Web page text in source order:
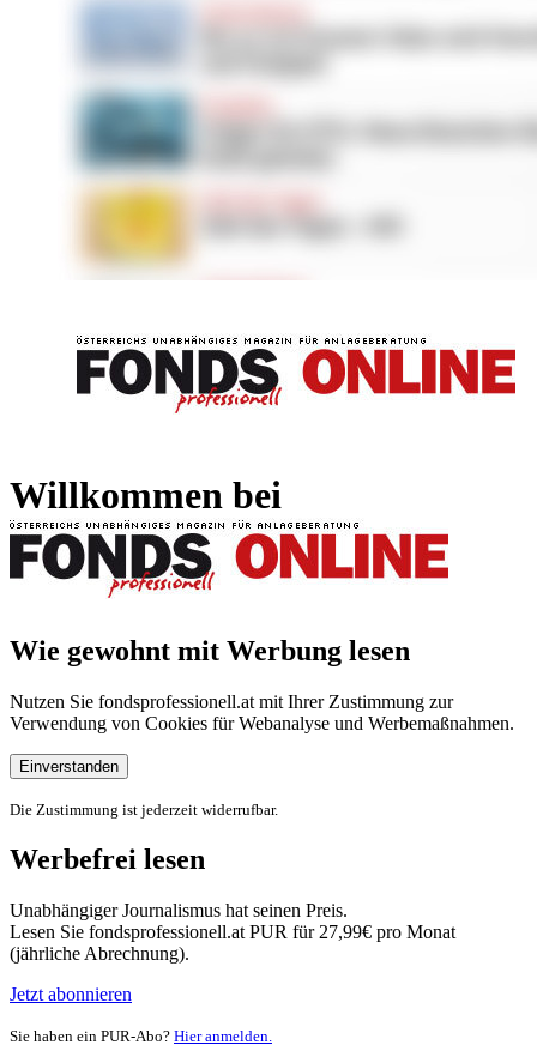
Willkommen bei
Wie gewohnt mit Werbung lesen
Nutzen Sie fondsprofessionell.at mit Ihrer Zustimmung zur
Verwendung von Cookies für Webanalyse und Werbemaßnahmen.
Einverstanden
Die Zustimmung ist jederzeit widerrufbar.
Werbefrei lesen
Unabhängiger Journalismus hat seinen Preis.
Lesen Sie fondsprofessionell.at PUR für 27,99€ pro Monat
(jährliche Abrechnung).
Jetzt abonnieren
Sie haben ein PUR-Abo? Hier anmelden.